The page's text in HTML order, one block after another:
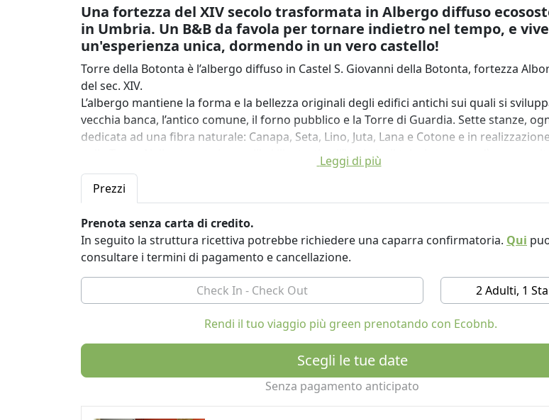
Una fortezza del XIV secolo trasformata in Albergo diffuso
in Umbria. Un B&B da favola per tornare indietro nel tempo, e
un'esperienza unica, dormendo in un vero castello!
Torre della Botonta è l’albergo diffuso in Castel S. Giovanni della Botonta, fortezza
del sec. XIV.
L’albergo mantiene la forma e la bellezza originali degli edifici antichi sui quali si
vecchia banca, l’antico comune, il forno pubblico e la Torre di Guardia. Sette stanze,
dedicata ad una fibra naturale: Canapa, Seta, Lino, Juta, Lana e Cotone e in
nella Torre. Nelle stanze ci sono libri illustrati sull’Umbria, il televisore non c’è e una
si avrà l’impressione di essere abitanti del borgo per un po’.
Il castello è posizionato nel cuore dell’Umbria, nelle terre del vino e dell’olio. Tra Roma,
vicini borghi di Montefalco, Bevagna, Trevi, Norcia, Spoleto e Todi.
Qui storia e natura, si fondono al design contemporaneo e a vecchi mobili lasciati a
lungo lavoro del tempo.
Botonta “luogo di confine”: il vocabolo accompagna la contrada fin dalle più antiche
confine, lontano dalle realtà caotiche, è meta incontaminata dove vivere romantici
Leggi di più
Prezzi
Prenota senza carta di credito.
In seguito la struttura ricettiva potrebbe richiedere una caparra confirmatoria. Qui
consultare i termini di pagamento e cancellazione.
2 Adulti, 1
Rendi il tuo viaggio più green prenotando con Ecobnb.
Scegli le tue date
Senza pagamento anticipato